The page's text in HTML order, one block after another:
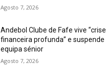
Agosto 7, 2026
Andebol Clube de Fafe vive “crise
financeira profunda” e suspende
equipa sénior
Agosto 7, 2026